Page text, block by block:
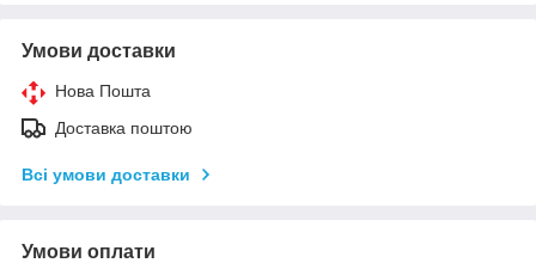
Умови доставки
Нова Пошта
Доставка поштою
Всі умови доставки
Умови оплати